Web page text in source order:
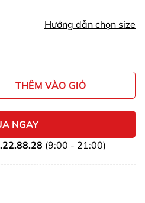
Hướng dẫn chọn size
THÊM VÀO GIỎ
NGAY
(9:00 - 21:00)